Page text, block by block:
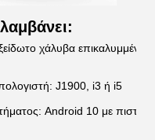
χάλυβα επικαλυμμένο
J1900, i3 ή i5
Android 10 με